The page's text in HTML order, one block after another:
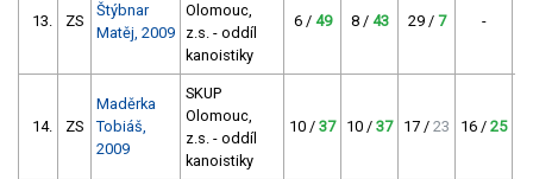
13. ZS
Štýbnar
Matěj, 2009
Olomouc,
z.s. - oddíl
kanoistiky
6 / 49 8 / 43 29 / 7 -
14. ZS
Maděrka
Tobiáš,
2009
SKUP
Olomouc,
z.s. - oddíl
kanoistiky
10 / 37 10 / 37 17 / 23 16 / 25